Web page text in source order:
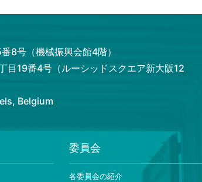
8号（機械振興会館4階）
19番4号（ルーシッドスクエア新大阪12
Belgium
委員会
各委員会の紹介